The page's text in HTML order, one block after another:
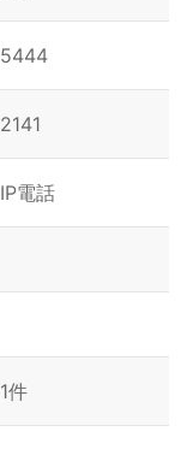
5444
2141
IP電話
1件